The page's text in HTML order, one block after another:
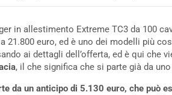
in allestimento Extreme TC3 da 100
21.800 euro, ed è uno dei modelli più
ai dettagli dell’offerta, ed è qui che
, il che significa che si parte già da
da un anticipo di 5.130 euro, che può